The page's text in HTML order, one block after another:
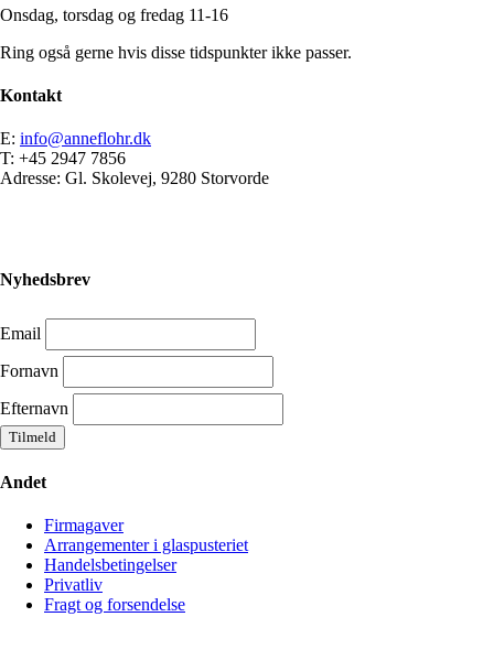
Onsdag, torsdag og fredag 11-16
Ring også gerne hvis disse tidspunkter ikke passer.
Kontakt
E: info@anneflohr.dk
T: +45 2947 7856
Adresse: Gl. Skolevej, 9280 Storvorde
Nyhedsbrev
Email
Fornavn
Efternavn
Andet
Firmagaver
Arrangementer i glaspusteriet
Handelsbetingelser
Privatliv
Fragt og forsendelse